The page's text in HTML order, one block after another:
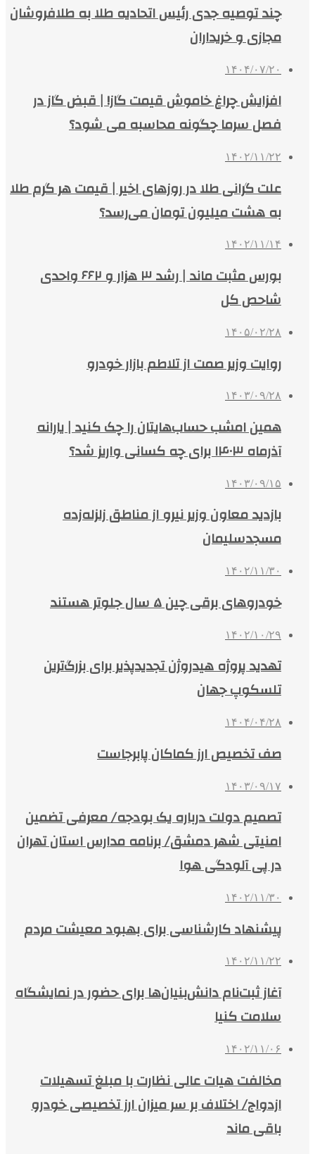
چند توصیه جدی رئیس اتحادیه طلا به طلافروشان
مجازی و خریداران
۱۴۰۴/۰۷/۲۰
افزایش چراغ خاموش قیمت گاز! | قبض گاز در
فصل سرما چگونه محاسبه می شود؟
۱۴۰۲/۱۱/۲۲
علت گرانی طلا در روزهای اخیر | قیمت هر گرم طلا
به هشت میلیون تومان می‌رسد؟
۱۴۰۲/۱۱/۱۴
بورس مثبت ماند | رشد ۳ هزار و ۶۶۲ واحدی
شاحص کل
۱۴۰۵/۰۲/۲۸
روایت وزیر صمت از تلاطم بازار خودرو
۱۴۰۳/۰۹/۲۸
همین امشب حساب‌هایتان را چک کنید | یارانه
آذرماه ۱۴۰۳ برای چه کسانی واریز شد؟
۱۴۰۳/۰۹/۱۵
بازدید معاون وزیر نیرو از مناطق زلزله‌زده‌
مسجدسلیمان
۱۴۰۲/۱۱/۳۰
خودروهای برقی چین ۵ سال جلوتر هستند
۱۴۰۲/۱۰/۲۹
تهدید پروژه هیدروژن تجدیدپذیر برای بزرگ‌ترین
تلسکوپ جهان
۱۴۰۴/۰۴/۲۸
صف تخصیص ارز کماکان پابرجاست
۱۴۰۳/۰۹/۱۷
تصمیم دولت درباره یک بودجه/ معرفی تضمین
امنیتی شهر دمشق/ برنامه مدارس استان تهران
در پی آلودگی هوا
۱۴۰۲/۱۱/۳۰
پیشنهاد کارشناسی برای بهبود معیشت مردم
۱۴۰۲/۱۱/۲۲
آغاز ثبت‌نام دانش‌بنیان‌ها برای حضور در نمایشگاه
سلامت کنیا
۱۴۰۲/۱۱/۰۶
مخالفت هیات عالی نظارت با مبلغ تسهیلات
ازدواج/ اختلاف بر سر میزان ارز تخصیصی خودرو
باقی ماند